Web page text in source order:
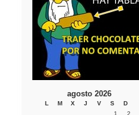
agosto 2026
L M X J V S
D
1
2